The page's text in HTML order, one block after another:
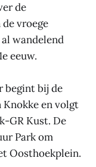
de
vroege
wandelend
eeuw.
begint bij de
en volgt
GR Kust. De
Park om
Oosthoekplein.